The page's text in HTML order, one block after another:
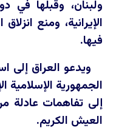
ولبنان، وقبلها في
الإيرانية، ومنع
فيها.
ويدعو العراق إلى
الجمهورية الإسلامية
إلى تفاهمات عادلة
العيش الكريم.